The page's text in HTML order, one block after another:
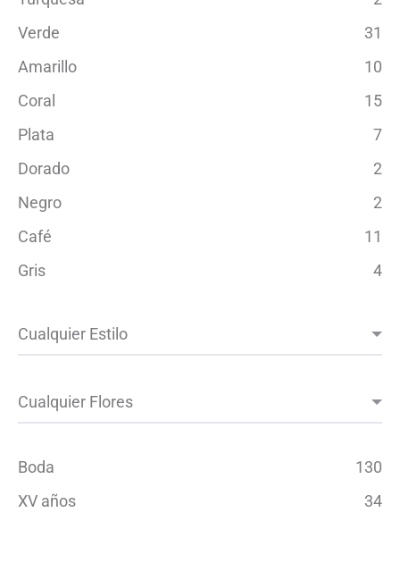
Verde
31
Amarillo
10
Coral
15
Plata
7
Dorado
2
Negro
2
Café
11
Gris
4
Boda
130
XV años
34